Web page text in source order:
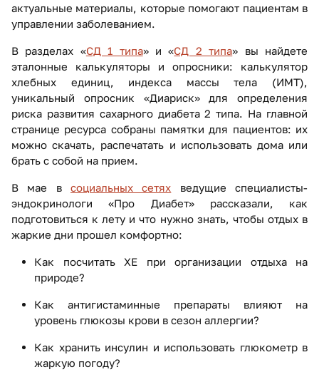
актуальные материалы, которые помогают пациентам в
управлении заболеванием.
В разделах «СД 1 типа» и «СД 2 типа» вы найдете
эталонные калькуляторы и опросники: калькулятор
хлебных единиц, индекса массы тела (ИМТ),
уникальный опросник «Диариск» для определения
риска развития сахарного диабета 2 типа. На главной
странице ресурса собраны памятки для пациентов: их
можно скачать, распечатать и использовать дома или
брать с собой на прием.
В мае в социальных сетях ведущие специалисты-
эндокринологи «Про Диабет» рассказали, как
подготовиться к лету и что нужно знать, чтобы отдых в
жаркие дни прошел комфортно:
Как посчитать ХЕ при организации отдыха на
природе?
Как антигистаминные препараты влияют на
уровень глюкозы крови в сезон аллергии?
Как хранить инсулин и использовать глюкометр в
жаркую погоду?